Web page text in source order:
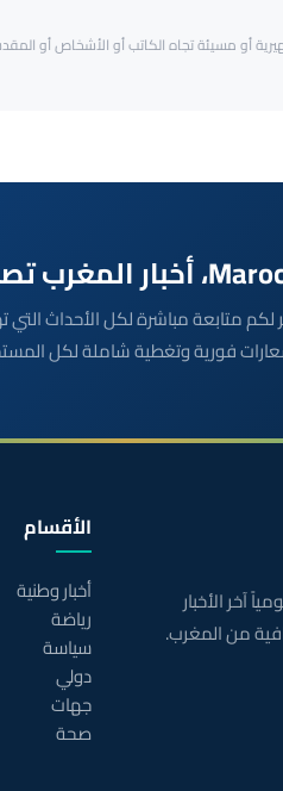
أو مسيئة تجاه الكاتب أو الأشخاص أو
المغرب 24 يوفّر لكم متابعة مباشرة لكل
فورية وتغطية شاملة لكل
آخر الأخبار
من المغرب.
الأقسام
أخبار وطنية
رياضة
سياسة
دولي
جهات
صحة